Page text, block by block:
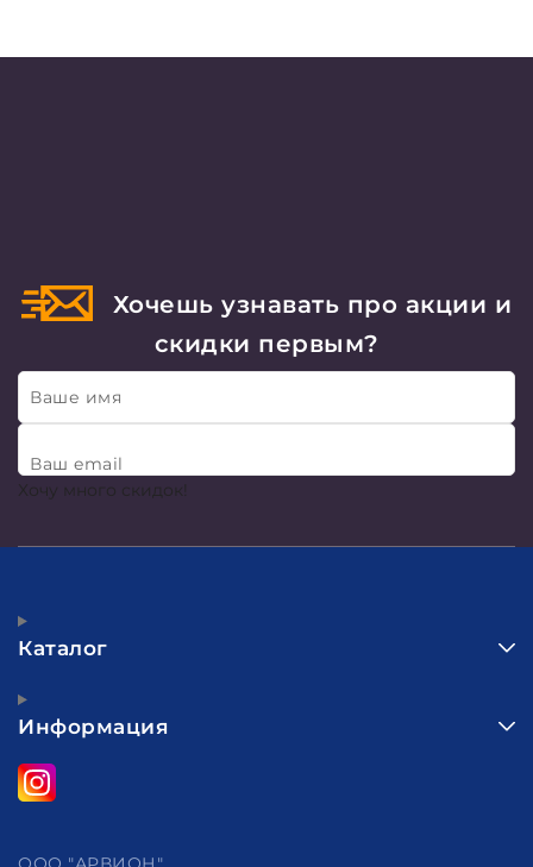
Хочешь узнавать про акции и
скидки первым?
Ваше имя
Ваш email
Хочу много скидок!
Каталог
Информация